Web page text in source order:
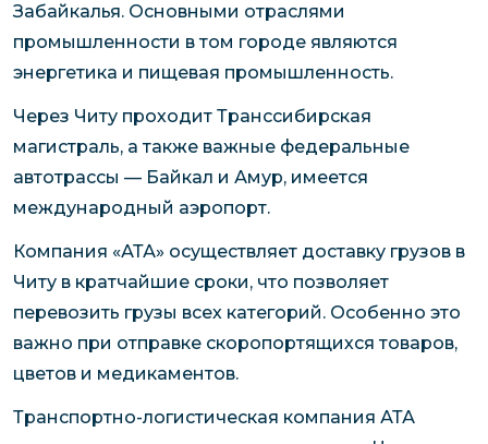
Забайкалья. Основными отраслями
промышленности в том городе являются
энергетика и пищевая промышленность.
Через Читу проходит Транссибирская
магистраль, а также важные федеральные
автотрассы — Байкал и Амур, имеется
международный аэропорт.
Компания «АТА» осуществляет доставку грузов в
Читу в кратчайшие сроки, что позволяет
перевозить грузы всех категорий. Особенно это
важно при отправке скоропортящихся товаров,
цветов и медикаментов.
Транспортно-логистическая компания АТА